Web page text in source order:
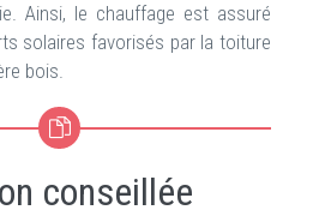
Ainsi, le chauffage est assuré
solaires favorisés par la toiture
bois.
conseillée